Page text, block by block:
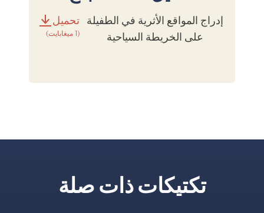
إدراج المواقع الأثرية في الطفيلة
على الخريطة السياحية
تحميل
(1 ميغابايت)
تكتيكات ذات صلة